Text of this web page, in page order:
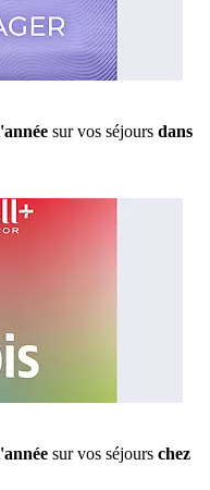
sur vos séjours dans
sur vos séjours chez